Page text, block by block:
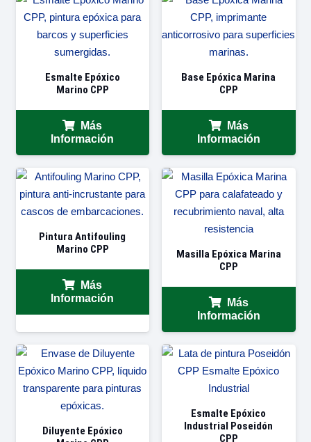
Esmalte Epóxico
Marino CPP
Más
Información
Base Epóxica Marina
CPP
Más
Información
Pintura Antifouling
Marino CPP
Más
Información
Masilla Epóxica Marina
CPP
Más
Información
Diluyente Epóxico
Esmalte Epóxico
Industrial Poseidón
CPP